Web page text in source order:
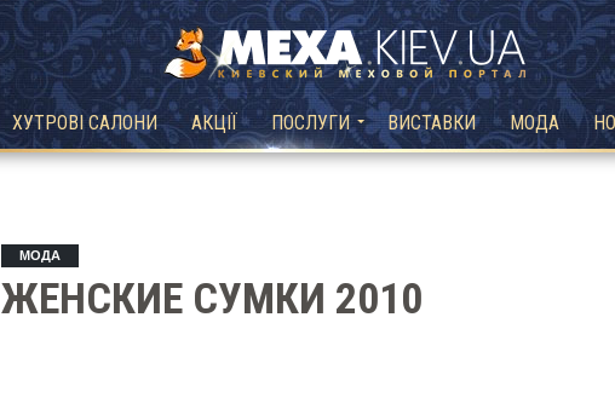
ХУТРОВІ САЛОНИ АКЦІЇ ПОСЛУГИ ВИСТАВКИ МОДА
МОДА
ЖЕНСКИЕ СУМКИ 2010